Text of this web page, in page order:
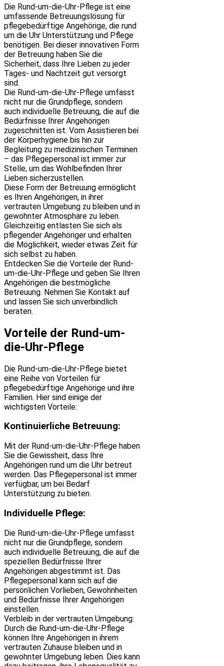
Die Rund-um-die-Uhr-Pflege ist eine
umfassende Betreuungslösung für
pflegebedürftige Angehörige, die rund
um die Uhr Unterstützung und Pflege
benötigen. Bei dieser innovativen Form
der Betreuung haben Sie die
Sicherheit, dass Ihre Lieben zu jeder
Tages- und Nachtzeit gut versorgt
sind.
Die Rund-um-die-Uhr-Pflege umfasst
nicht nur die Grundpflege, sondern
auch individuelle Betreuung, die auf die
Bedürfnisse Ihrer Angehörigen
zugeschnitten ist. Vom Assistieren bei
der Körperhygiene bis hin zur
Begleitung zu medizinischen Terminen
– das Pflegepersonal ist immer zur
Stelle, um das Wohlbefinden Ihrer
Lieben sicherzustellen.
Diese Form der Betreuung ermöglicht
es Ihren Angehörigen, in ihrer
vertrauten Umgebung zu bleiben und in
gewohnter Atmosphäre zu leben.
Gleichzeitig entlasten Sie sich als
pflegender Angehöriger und erhalten
die Möglichkeit, wieder etwas Zeit für
sich selbst zu haben.
Entdecken Sie die Vorteile der Rund-
um-die-Uhr-Pflege und geben Sie Ihren
Angehörigen die bestmögliche
Betreuung. Nehmen Sie Kontakt auf
und lassen Sie sich unverbindlich
beraten.
Vorteile der Rund-um-
die-Uhr-Pflege
Die Rund-um-die-Uhr-Pflege bietet
eine Reihe von Vorteilen für
pflegebedürftige Angehörige und ihre
Familien. Hier sind einige der
wichtigsten Vorteile:
Kontinuierliche Betreuung:
Mit der Rund-um-die-Uhr-Pflege haben
Sie die Gewissheit, dass Ihre
Angehörigen rund um die Uhr betreut
werden. Das Pflegepersonal ist immer
verfügbar, um bei Bedarf
Unterstützung zu bieten.
Individuelle Pflege:
Die Rund-um-die-Uhr-Pflege umfasst
nicht nur die Grundpflege, sondern
auch individuelle Betreuung, die auf die
speziellen Bedürfnisse Ihrer
Angehörigen abgestimmt ist. Das
Pflegepersonal kann sich auf die
persönlichen Vorlieben, Gewohnheiten
und Bedürfnisse Ihrer Angehörigen
einstellen.
Verbleib in der vertrauten Umgebung:
Durch die Rund-um-die-Uhr-Pflege
können Ihre Angehörigen in ihrem
vertrauten Zuhause bleiben und in
gewohnter Umgebung leben. Dies kann